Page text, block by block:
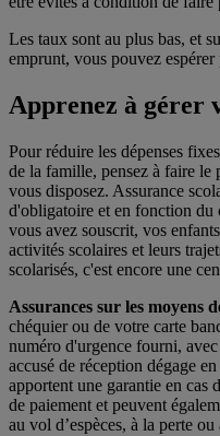
Les taux sont au plus bas, et
emprunt, vous pouvez
Apprenez à gérer
Pour réduire les dépenses
de la famille, pensez à faire le
vous disposez. Assurance
d'obligatoire et en fonction du
vous avez souscrit, vos
activités scolaires et leurs
scolarisés, c'est encore une
Assurances sur les moyens
chéquier ou de votre carte
numéro d'urgence fourni,
accusé de réception dégage
apportent une garantie en cas
de paiement et peuvent
au vol d’espèces, à la perte